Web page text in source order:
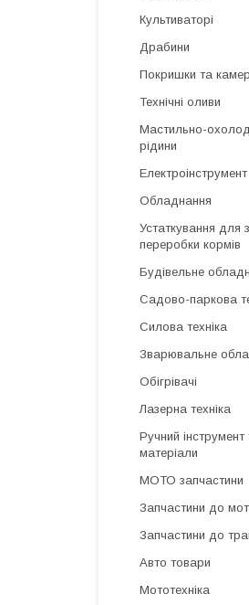
Культиваторі
Драбини
Покришки та
Технічні оливи
Мастильно-
рідини
Електроінструмент
Обладнання
Устаткування для
переробки кормів
Будівельне
Садово-паркова
Силова техніка
Зварювальне
Обігрівачі
Лазерна техніка
Ручний інструмент
матеріали
МОТО запчастини
Запчастини до
Запчастини до
Авто товари
Мототехніка